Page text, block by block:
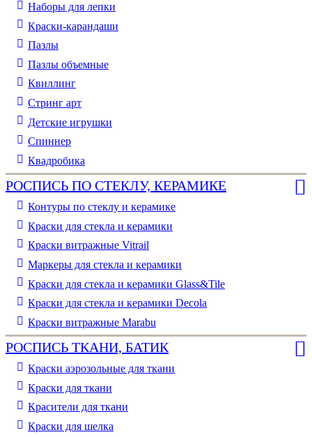
Наборы для лепки
Краски-карандаши
Пазлы
Пазлы объемные
Квиллинг
Стринг арт
Детские игрушки
Спиннер
Квадробика
РОСПИСЬ ПО СТЕКЛУ, КЕРАМИКЕ
Контуры по стеклу и керамике
Краски для стекла и керамики
Краски витражные Vitrail
Маркеры для стекла и керамики
Краски для стекла и керамики Glass&Tile
Краски для стекла и керамики Decola
Краски витражные Marabu
РОСПИСЬ ТКАНИ, БАТИК
Краски аэрозольные для ткани
Краски для ткани
Красители для ткани
Краски для шелка